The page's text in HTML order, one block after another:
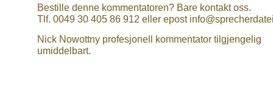
Bestille denne kommentatoren? Bare kontakt oss.
Tlf. 0049 30 405 86 912 eller epost
Nick Nowottny profesjonell kommentator tilgjengelig
umiddelbart.